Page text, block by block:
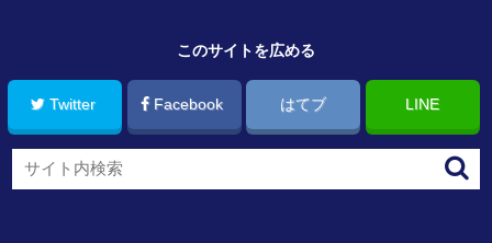
このサイトを広める
Twitter Facebook はてブ LINE